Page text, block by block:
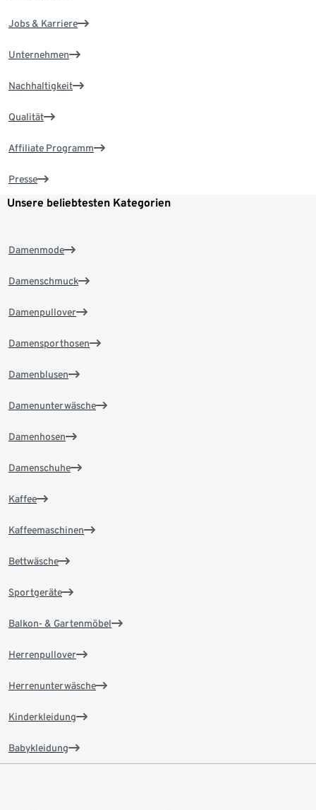
Jobs & Karriere
Unternehmen
Nachhaltigkeit
Qualität
Affiliate Programm
Presse
Unsere beliebtesten Kategorien
Damenmode
Damenschmuck
Damenpullover
Damensporthosen
Damenblusen
Damenunterwäsche
Damenhosen
Damenschuhe
Kaffee
Kaffeemaschinen
Bettwäsche
Sportgeräte
Balkon- & Gartenmöbel
Herrenpullover
Herrenunterwäsche
Kinderkleidung
Babykleidung